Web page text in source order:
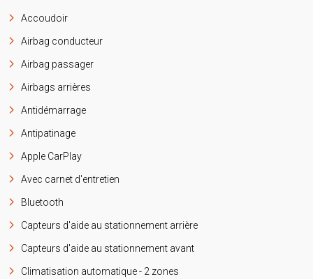
Accoudoir
Airbag conducteur
Airbag passager
Airbags arrières
Antidémarrage
Antipatinage
Apple CarPlay
Avec carnet d'entretien
Bluetooth
Capteurs d'aide au stationnement arrière
Capteurs d'aide au stationnement avant
Climatisation automatique - 2 zones